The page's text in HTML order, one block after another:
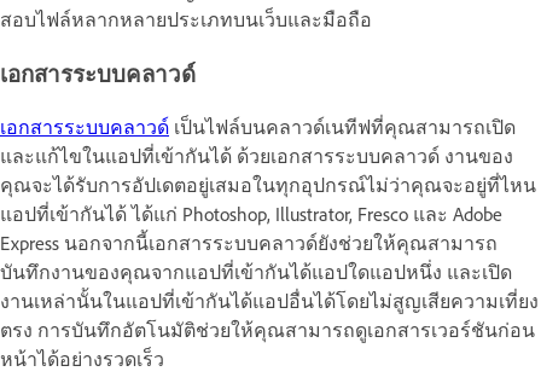
สอบไฟล์หลากหลายประเภทบนเว็บและมือถือ
เอกสารระบบคลาวด์
เอกสารระบบคลาวด์ เป็นไฟล์บนคลาวด์เนทีฟที่คุณสามารถเปิด
และแก้ไขในแอปที่เข้ากันได้ ด้วยเอกสารระบบคลาวด์ งานของ
คุณจะได้รับการอัปเดตอยู่เสมอในทุกอุปกรณ์ไม่ว่าคุณจะอยู่ที่ไหน
แอปที่เข้ากันได้ ได้แก่ Photoshop, Illustrator, Fresco และ Adobe
Express นอกจากนี้เอกสารระบบคลาวด์ยังช่วยให้คุณสามารถ
บันทึกงานของคุณจากแอปที่เข้ากันได้แอปใดแอปหนึ่ง และเปิด
งานเหล่านั้นในแอปที่เข้ากันได้แอปอื่นได้โดยไม่สูญเสียความเที่ยง
ตรง การบันทึกอัตโนมัติช่วยให้คุณสามารถดูเอกสารเวอร์ชันก่อน
หน้าได้อย่างรวดเร็ว